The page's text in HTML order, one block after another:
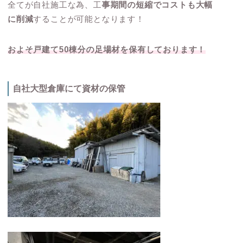
全てが自社施工な為、工事期間の短縮でコストも大幅
に削減することが可能となります！
およそ戸建て50棟分の足場材を保有しております！
自社大型倉庫にて資材の保管